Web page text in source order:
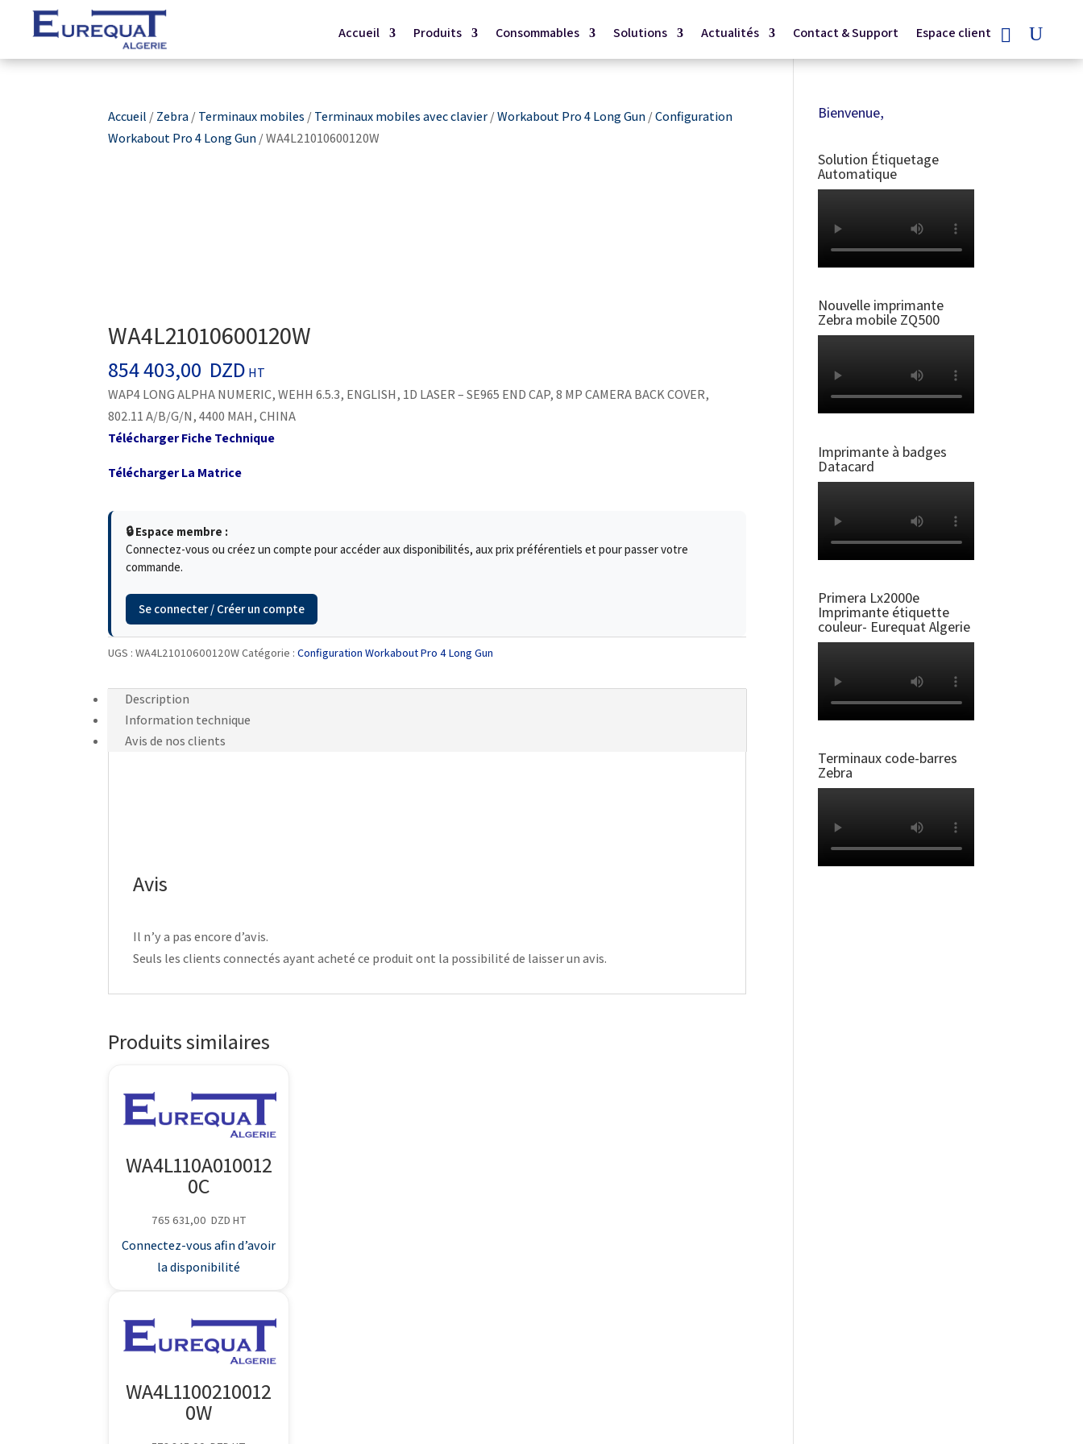
Accueil Produits Consommables Solutions Actualités Contact & Support Espace client
Accueil /Zebra/Terminaux mobiles /Terminaux mobiles avec clavier/Workabout Pro 4 Long Gun/Configuration
Workabout Pro 4 Long Gun/ WA4L21010600120W
WA4L21010600120W
854 403,00 DZD HT
WAP4 LONG ALPHA NUMERIC, WEHH 6.5.3, ENGLISH, 1D LASER – SE965 END CAP, 8 MP CAMERA BACK COVER,
802.11 A/B/G/N, 4400 MAH, CHINA
Télécharger Fiche Technique
Télécharger La Matrice
🔒 Espace membre :
Connectez-vous ou créez un compte pour accéder aux disponibilités, aux prix préférentiels et pour passer votre
commande.
Se connecter / Créer un compte
UGS :WA4L21010600120WCatégorie :Configuration Workabout Pro 4 Long Gun
Description
Information technique
Avis de nos clients
Avis
Il n’y a pas encore d’avis.
Seuls les clients connectés ayant acheté ce produit ont la possibilité de laisser un avis.
Produits similaires
WA4L110A010012
0C
765 631,00 DZD HT
Connectez-vous afin d’avoir
la disponibilité
WA4L1100210012
0W
Bienvenue,
Solution Étiquetage
Automatique
Nouvelle imprimante
Zebra mobile ZQ500
Imprimante à badges
Datacard
Primera Lx2000e
Imprimante étiquette
couleur- Eurequat Algerie
Terminaux code-barres
Zebra